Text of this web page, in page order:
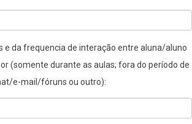
e da frequencia de interação entre aluna/aluno
(somente durante as aulas; fora do período de
e-mail/fóruns ou outro):